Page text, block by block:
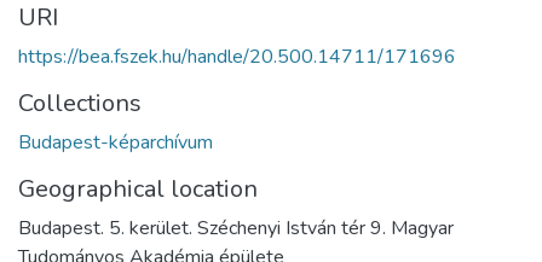
URI
https://bea.fszek.hu/handle/20.500.14711/171696
Collections
Budapest-képarchívum
Geographical location
Budapest. 5. kerület. Széchenyi István tér 9. Magyar